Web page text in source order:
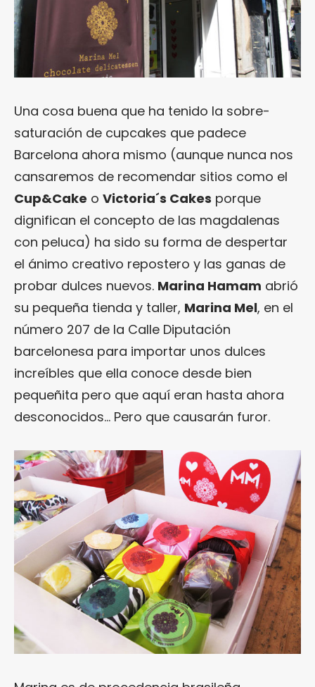
Una cosa buena que ha tenido la sobre-
saturación de cupcakes que padece
Barcelona ahora mismo (aunque nunca nos
cansaremos de recomendar sitios como el
Cup&Cake o Victoria´s Cakes porque
dignifican el concepto de las magdalenas
con peluca) ha sido su forma de despertar
el ánimo creativo repostero y las ganas de
probar dulces nuevos. Marina Hamam abrió
su pequeña tienda y taller, Marina Mel, en el
número 207 de la Calle Diputación
barcelonesa para importar unos dulces
increíbles que ella conoce desde bien
pequeñita pero que aquí eran hasta ahora
desconocidos… Pero que causarán furor.